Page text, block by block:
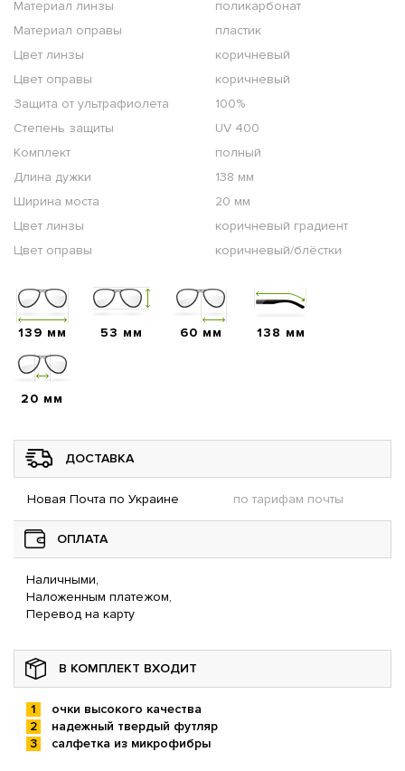
Материал линзы
поликарбонат
Материал оправы
пластик
Цвет линзы
коричневый
Цвет оправы
коричневый
Защита от ультрафиолета
100%
Степень защиты
UV 400
Комплект
полный
Длина дужки
138 мм
Ширина моста
20 мм
Цвет линзы
коричневый градиент
Цвет оправы
коричневый/блёстки
139 мм 53 мм 60 мм 138 мм
20 мм
ДОСТАВКА
Новая Почта по Украине по тарифам почты
ОПЛАТА
Наличными,
Наложенным платежом,
Перевод на карту
В КОМПЛЕКТ ВХОДИТ
очки высокого качества
надежный твердый футляр
салфетка из микрофибры